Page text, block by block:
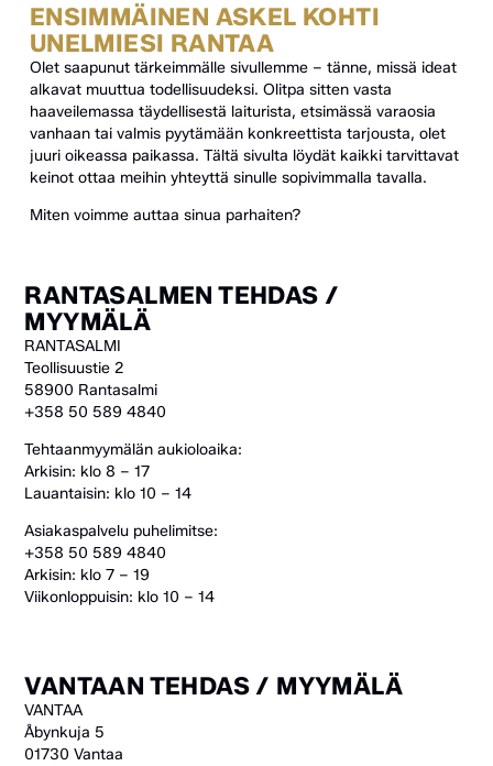
ENSIMMÄINEN ASKEL KOHTI
UNELMIESI RANTAA
Olet saapunut tärkeimmälle sivullemme – tänne, missä ideat
alkavat muuttua todellisuudeksi. Olitpa sitten vasta
haaveilemassa täydellisestä laiturista, etsimässä varaosia
vanhaan tai valmis pyytämään konkreettista tarjousta, olet
juuri oikeassa paikassa. Tältä sivulta löydät kaikki tarvittavat
keinot ottaa meihin yhteyttä sinulle sopivimmalla tavalla.
Miten voimme auttaa sinua parhaiten?
RANTASALMEN TEHDAS /
MYYMÄLÄ
RANTASALMI
Teollisuustie 2
58900 Rantasalmi
+358 50 589 4840
Tehtaanmyymälän aukioloaika:
Arkisin: klo 8 – 17
Lauantaisin: klo 10 – 14
Asiakaspalvelu puhelimitse:
+358 50 589 4840
Arkisin: klo 7 – 19
Viikonloppuisin: klo 10 – 14
VANTAAN TEHDAS / MYYMÄLÄ
VANTAA
Åbynkuja 5
01730 Vantaa